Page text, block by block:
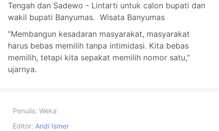
Tengah dan Sadewo - Lintarti untuk calon bupati dan
wakil bupati Banyumas. Wisata Banyumas
"Membangun kesadaran masyarakat, masyarakat
harus bebas memilih tanpa intimidasi. Kita bebas
memilih, tetapi kita sepakat memilih nomor satu,"
ujarnya.
Penulis: Weka
Editor: Andi Ismer